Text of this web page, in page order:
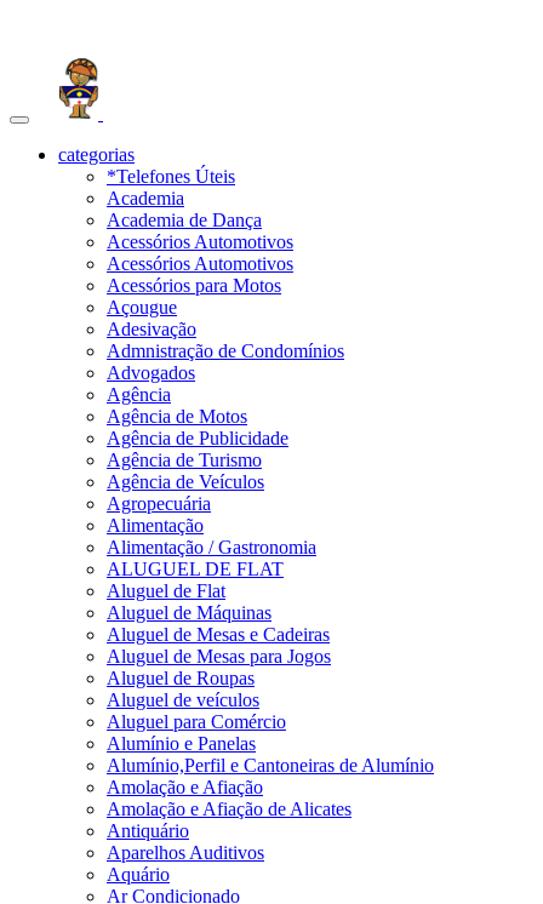
Toggle
navigationcategorias
*Telefones Úteis
Academia
Academia de Dança
Acessórios Automotivos
Acessórios Automotivos
Acessórios para Motos
Açougue
Adesivação
Admnistração de Condomínios
Advogados
Agência
Agência de Motos
Agência de Publicidade
Agência de Turismo
Agência de Veículos
Agropecuária
Alimentação
Alimentação / Gastronomia
ALUGUEL DE FLAT
Aluguel de Flat
Aluguel de Máquinas
Aluguel de Mesas e Cadeiras
Aluguel de Mesas para Jogos
Aluguel de Roupas
Aluguel de veículos
Aluguel para Comércio
Alumínio e Panelas
Alumínio,Perfil e Cantoneiras de Alumínio
Amolação e Afiação
Amolação e Afiação de Alicates
Antiquário
Aparelhos Auditivos
Aquário
Ar Condicionado